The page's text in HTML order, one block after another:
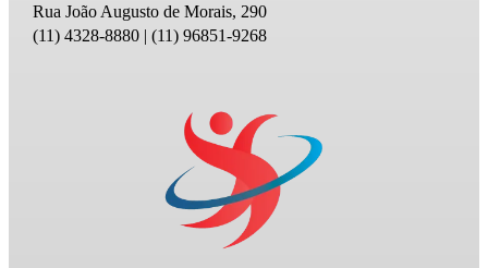
Rua João Augusto de Morais, 290
(11) 4328-8880 | (11) 96851-9268